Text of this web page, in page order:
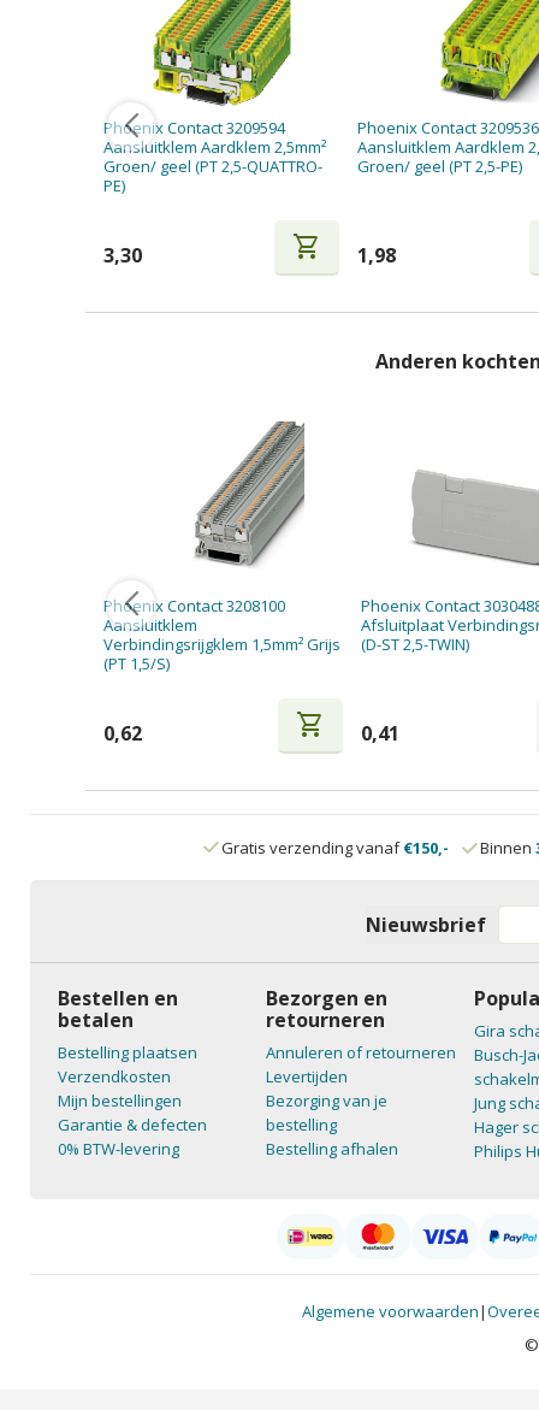
Phoenix Contact 3209594
Aansluitklem Aardklem 2,5mm²
Groen/ geel (PT 2,5-QUATTRO-
PE)
3,30 shopping_cart
Phoenix Contact 3209536
Aansluitklem Aardklem
Groen/ geel (PT 2,5-PE)
1,98
Anderen
Phoenix Contact 3208100
Aansluitklem
Verbindingsrijgklem 1,5mm² Grijs
(PT 1,5/S)
0,62 shopping_cart
Phoenix Contact
Afsluitplaat
(D-ST 2,5-TWIN)
0,41
Gratis verzending vanaf€150,- Binnen
Nieuwsbrief
Bestellen en
betalen
Bestelling plaatsen
Verzendkosten
Mijn bestellingen
Garantie & defecten
0% BTW-levering
Bezorgen en
retourneren
Annuleren of retourneren
Levertijden
Bezorging van je
bestelling
Bestelling afhalen
Gira
Busch-
Jung
Hager
Philips
Algemene voorwaarden|
©